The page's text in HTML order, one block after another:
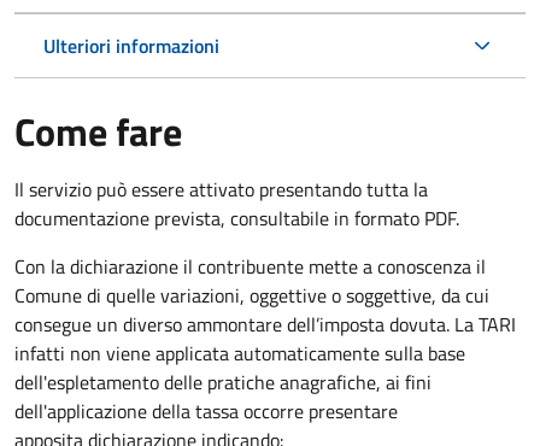
Ulteriori informazioni
Come fare
Il servizio può essere attivato presentando tutta la
documentazione prevista, consultabile in formato PDF.
Con la dichiarazione il contribuente mette a conoscenza il
Comune di quelle variazioni, oggettive o soggettive, da cui
consegue un diverso ammontare dell’imposta dovuta. La TARI
infatti non viene applicata automaticamente sulla base
dell'espletamento delle pratiche anagrafiche, ai fini
dell'applicazione della tassa occorre presentare
apposita dichiarazione indicando: